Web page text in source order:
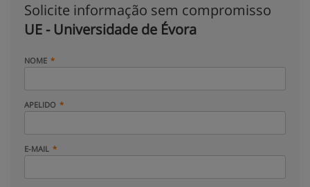
Solicite informação sem compromisso
UE - Universidade de Évora
NOME
APELIDO
E-MAIL